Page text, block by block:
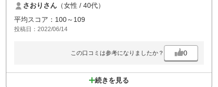
初から言ってもらえたら予定変更せずに済みました。他は全く問題なく
よかったです。
さおりさん （女性 / 40代）
平均スコア：100～109
投稿日：2022/06/14
この口コミは参考になりましたか？ 0
続きを見る